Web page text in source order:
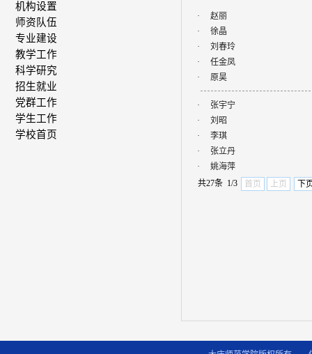
机构设置
师资队伍
专业建设
教学工作
科学研究
招生就业
党群工作
学生工作
学校首页
·
赵丽
·
徐晶
·
刘春玲
·
任金凤
·
原昊
·
张宇宁
·
刘昭
·
李琪
·
张立丹
·
姚海萍
共27条 1/3
首页 上页 下